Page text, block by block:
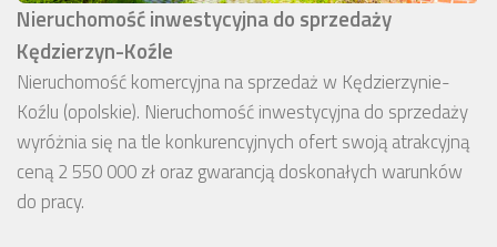
Nieruchomość inwestycyjna do sprzedaży
Kędzierzyn-Koźle
Nieruchomość komercyjna na sprzedaż w Kędzierzynie-
Koźlu (opolskie). Nieruchomość inwestycyjna do sprzedaży
wyróżnia się na tle konkurencyjnych ofert swoją atrakcyjną
ceną 2 550 000 zł oraz gwarancją doskonałych warunków
do pracy.